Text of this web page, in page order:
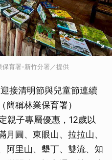
育署-新竹分署／提供
接清明節與兒童節連續
簡稱林業保育署）
子專屬優惠，12歲以
圓、東眼山、拉拉山、
阿里山、墾丁、雙流、知